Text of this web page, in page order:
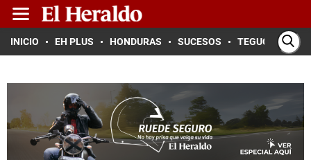
INICIO EH PLUS HONDURAS SUCESOS TEGUCIGALPA